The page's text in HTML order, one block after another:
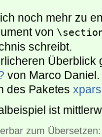
noch mehr zu
von
schreibt.
Überblick
von Marco
des Paketes
ist
zum Übersetzen: